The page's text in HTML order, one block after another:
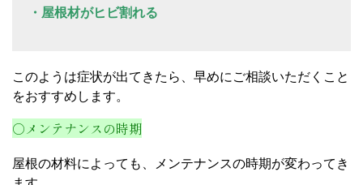
・屋根材がヒビ割れる
このようは症状が出てきたら、早めにご相談いただくこと
をおすすめします。
○メンテナンスの時期
屋根の材料によっても、メンテナンスの時期が変わってき